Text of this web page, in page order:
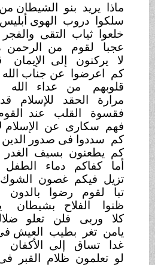
الشيطان من قومى
أبليس
قائدهم
والفجر
ديدنهم
الرحمن مهربهم
الإيمان قاطبة
جناب اللهخالقهم
الله عامرة
قد
بلغت
عند القوم
نعرفها
الإسلام لاعجبا
الدين أسهمهم
الغدر أظهرنا
الطفل زاكية
الشوك منبتنا
بالدونمنزلة
بشيطان
يؤملهم
تعلوضلالتهم
العيش فى سعة
الأكفان
مرتهنا
القبر فى غدكم
أما
حقا
عجبا
ظنوا
إن شئت
هم
بئس
ملحا
صخر
عقولهم
ما
كما
كجيفة
كصيدة
يمحو
الموت
بئس
لضاع